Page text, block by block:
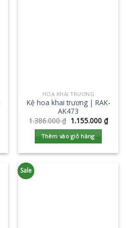
HOA KHAI TRƯƠNG
Kệ hoa khai trương | RAK-
AK473
1.386.000₫ 1.155.000 ₫
Thêm vào giỏ hàng
Sale